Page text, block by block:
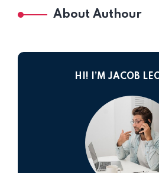
About Authour
HI! I’M JACOB